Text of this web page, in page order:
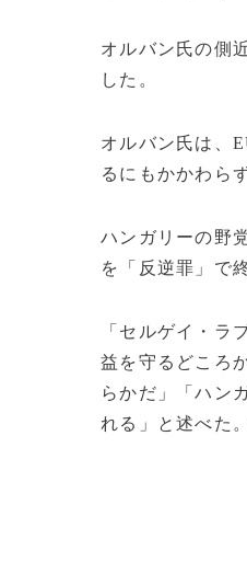
オルバン氏の側
した。
オルバン氏は、
るにもかかわら
ハンガリーの野
を「反逆罪」で
「セルゲイ・ラ
益を守るどころ
らかだ」「ハン
れる」と述べた